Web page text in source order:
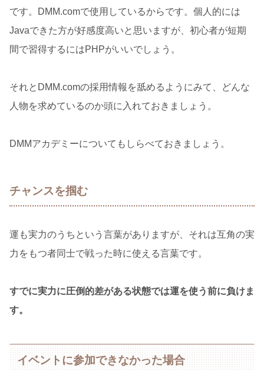
です。DMM.comで使用しているからです。個人的には
Javaできた方が好感度高いと思いますが、初心者が短期
間で習得するにはPHPがいいでしょう。
それとDMM.comの採用情報を舐めるようにみて、どんな
人物を求めているのか頭に入れておきましょう。
DMMアカデミーについてもしらべておきましょう。
チャンスを掴む
運も実力のうちという言葉がありますが、それは互角の実
力をもつ者同士で戦った時に使える言葉です。
すでに実力に圧倒的差がある状態では運を使う前に負けま
す。
イベントに参加できなかった場合